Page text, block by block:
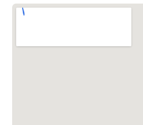
১৬১৭১